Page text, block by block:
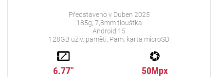
Představeno v Duben 2025
185g, 7,8mm tloušťka
Android 15
128GB uživ. paměti, Pam. karta microSD
6.77" 50Mpx